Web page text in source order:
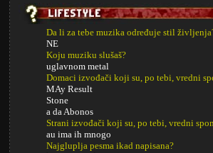
Da li za tebe muzika određuje stil
NE
Koju muziku slušaš?
uglavnom metal
Domaci izvođači koji su, po tebi, vredni
MAy Result
Stone
a da Abonos
Strani izvođači koji su, po tebi, vredni
au ima ih mnogo
Najgluplja pesma ikad napisana?